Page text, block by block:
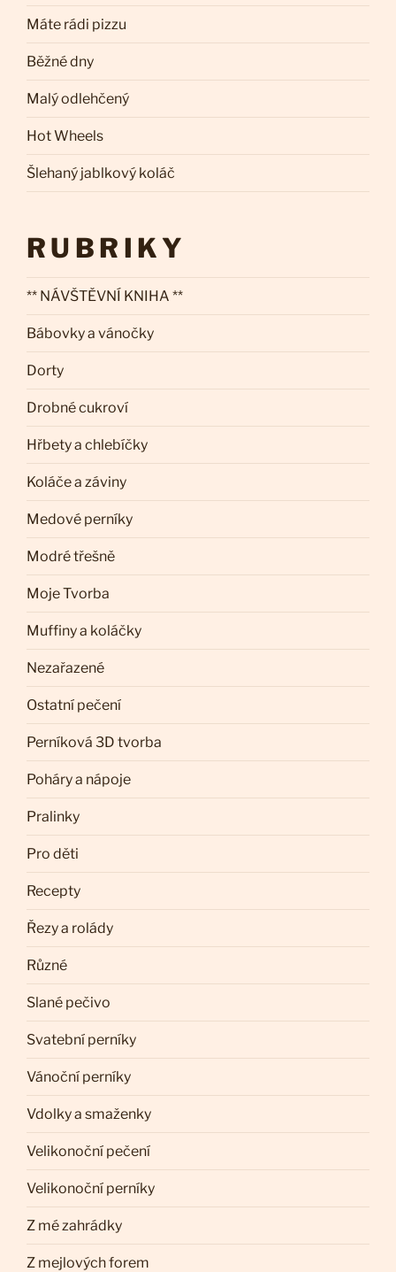
Máte rádi pizzu
Běžné dny
Malý odlehčený
Hot Wheels
Šlehaný jablkový koláč
RUBRIKY
** NÁVŠTĚVNÍ KNIHA **
Bábovky a vánočky
Dorty
Drobné cukroví
Hřbety a chlebíčky
Koláče a záviny
Medové perníky
Modré třešně
Moje Tvorba
Muffiny a koláčky
Nezařazené
Ostatní pečení
Perníková 3D tvorba
Poháry a nápoje
Pralinky
Pro děti
Recepty
Řezy a rolády
Různé
Slané pečivo
Svatební perníky
Vánoční perníky
Vdolky a smaženky
Velikonoční pečení
Velikonoční perníky
Z mé zahrádky
Z mejlových forem